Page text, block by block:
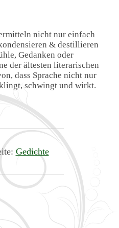
nicht nur einfach
& destillieren
Gedanken oder
der ältesten literarischen
dass Sprache nicht nur
schwingt und wirkt.
Gedichte